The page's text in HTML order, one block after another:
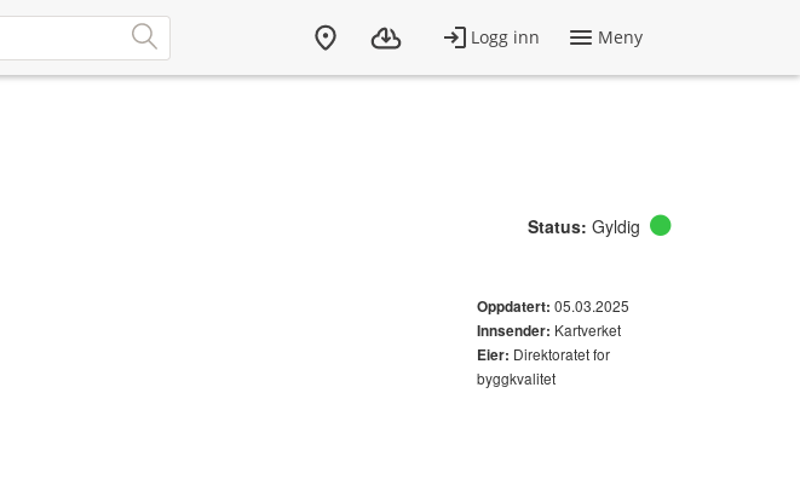
Status: Gyldig
Oppdatert: 05.03.2025
Innsender: Kartverket
Eier: Direktoratet for
byggkvalitet